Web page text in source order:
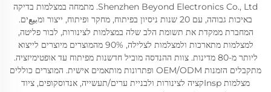
Shenzhen Beyond Electronics Co., Ltd. מתמחה במצלמות בדיקה
באיכות גבוהה, עם 20 שנות ניסיון בפיתוח, מחקר ופיתוח, ייצור ומبيعים.
המחברת ממקדת את תשומת הלב שלה במצלמות לצינורות, לבור פליטה,
למצלמות מתארכות ולמצלמות לצלילה, 90% מהמוצרים מיוצרים לייצוא
ליותר מ-80 מדינות. צוות ההנדסה מוביל חדשנות מפיתוח עד אופטימיזציה.
מתקבלים הזמנות OEM/ODM ופתרונות מותאמים אישית. המוצרים כוללים
מצלמות Inspקציה לצינורות ולבניית ערים/תעשייה, אנדוסקופים, ציוד